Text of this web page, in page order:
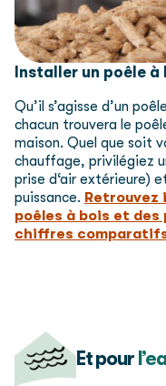
Installer un poêle
Qu’il s’agisse d’un
chacun trouvera le
maison. Quel que soit
chauffage, privilégiez
prise d‘air extérieure)
puissance.
poêles à bois et des
chiffres
Et pour